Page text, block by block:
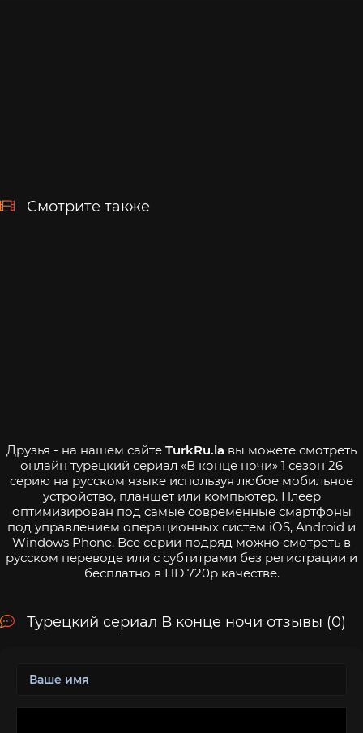
Смотрите также
Друзья - на нашем сайте TurkRu.la вы можете смотреть
онлайн турецкий сериал «В конце ночи» 1 сезон 26
серию на русском языке используя любое мобильное
устройство, планшет или компьютер. Плеер
оптимизирован под самые современные смартфоны
под управлением операционных систем iOS, Android и
Windows Phone. Все серии подряд можно смотреть в
русском переводе или с субтитрами без регистрации и
бесплатно в HD 720p качестве.
Турецкий сериал В конце ночи отзывы (0)